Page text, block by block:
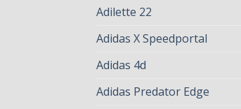
Adilette 22
Adidas X Speedportal
Adidas 4d
Adidas Predator Edge